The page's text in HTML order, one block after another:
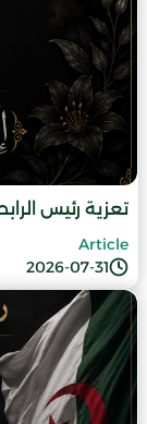
تعزية رئيس
2026-07-31
Article